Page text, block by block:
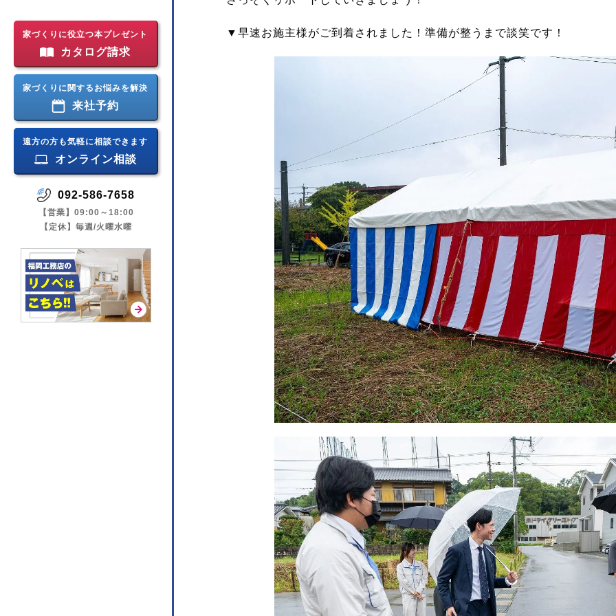
家づくりに役立つ本プレゼント
カタログ請求
家づくりに関するお悩みを解決
来社予約
遠方の方も気軽に相談できます
オンライン相談
092-586-7658
【営業】09:00～18:00
【定休】毎週/火曜水曜
▼早速お施主様がご到着されました！準備が整うまで談笑です！